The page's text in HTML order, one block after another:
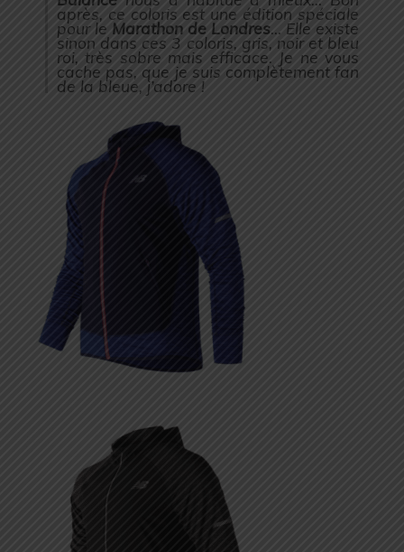
après, ce coloris est une édition spéciale
pour le Marathon de Londres… Elle existe
sinon dans ces 3 coloris, gris, noir et bleu
roi, très sobre mais efficace. Je ne vous
cache pas, que je suis complètement fan
de la bleue, j’adore !